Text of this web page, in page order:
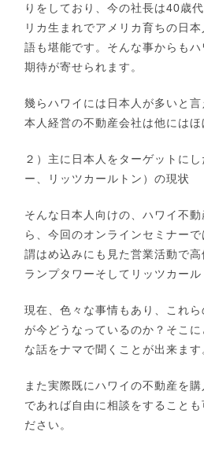
りをしており、今の社長は40歳
リカ生まれでアメリカ育ちの日
語も堪能です。そんな事からも
期待が寄せられます。
幾らハワイには日本人が多いと
本人経営の不動産会社は他にはほ
２）主に日本人をターゲットに
ー、リッツカールトン）の現状
そんな日本人向けの、ハワイ不
ら、今回のオンラインセミナー
謂はめ込みにも見た営業活動で
ランプタワーそしてリッツカー
現在、色々な事情もあり、これ
が今どうなっているのか？そこ
な話をナマで聞くことが出来ます
また実際既にハワイの不動産を
であれば自由に相談をすること
ださい。